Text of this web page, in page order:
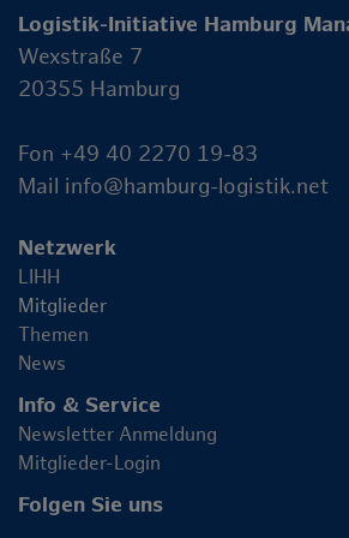
Logistik-Initiative Hamburg
Wexstraße 7
20355 Hamburg
Fon +49 40 2270 19-83
Mail info@hamburg-logistik.net
Netzwerk
LIHH
Mitglieder
Themen
News
Info & Service
Newsletter Anmeldung
Mitglieder-Login
Folgen Sie uns